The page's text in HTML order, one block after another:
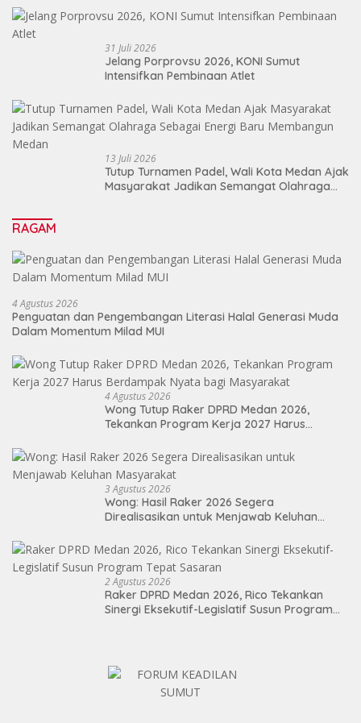
31 Juli 2026
Jelang Porprovsu 2026, KONI Sumut
Intensifkan Pembinaan Atlet
13 Juli 2026
Tutup Turnamen Padel, Wali Kota Medan Ajak
Masyarakat Jadikan Semangat Olahraga
RAGAM
4 Agustus 2026
Penguatan dan Pengembangan Literasi Halal Generasi Muda
Dalam Momentum Milad MUI
4 Agustus 2026
Wong Tutup Raker DPRD Medan 2026,
Tekankan Program Kerja 2027 Harus
3 Agustus 2026
Wong: Hasil Raker 2026 Segera
Direalisasikan untuk Menjawab Keluhan
2 Agustus 2026
Raker DPRD Medan 2026, Rico Tekankan
Sinergi Eksekutif-Legislatif Susun Program